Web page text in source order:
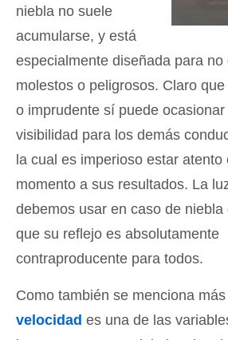
niebla no suele
acumularse, y está
especialmente diseñada para no
molestos o peligrosos. Claro
o imprudente sí puede
visibilidad para los demás
la cual es imperioso estar atento
momento a sus resultados. La
debemos usar en caso de niebla
que su reflejo es absolutamente
contraproducente para todos.
Como también se menciona
velocidad es una de las